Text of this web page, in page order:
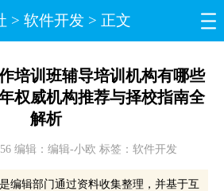
> 软件开发> 正文
培训班辅导培训机构有哪些
权威机构推荐与择校指南全
解析
编辑：编辑-小欧 标签：软件开发
编辑部门通过资料收集整理，并基于互